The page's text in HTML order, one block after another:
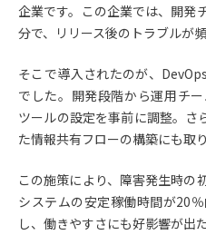
企業です。この企業では、開発
分で、リリース後のトラブルが
そこで導入されたのが、
でした。開発段階から運用チ
ツールの設定を事前に調整。
た情報共有フローの構築にも取
この施策により、障害発生時の
システムの安定稼働時間が20
し、働きやすさにも好影響が出